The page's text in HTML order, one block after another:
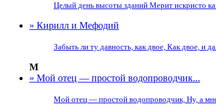
Целый день высоты зданий Мерит искристо
» Кирилл и Мефодий
Забыть ли ту давность, как двое, Как двое,
М
» Мой отец — простой водопроводчик...
Мой отец — простой водопроводчик, Ну, а